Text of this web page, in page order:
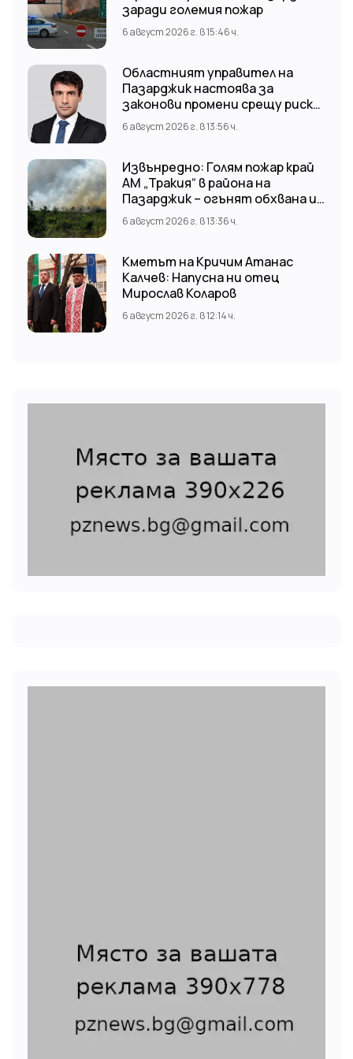
заради големия пожар
6 август 2026 г. в 15:46 ч.
Областният управител на
Пазарджик настоява за
законови промени срещу риска
от наводнения
6 август 2026 г. в 13:56 ч.
Извънредно: Голям пожар край
АМ „Тракия“ в района на
Пазарджик – огънят обхвана и
лозови масиви
6 август 2026 г. в 13:36 ч.
Кметът на Кричим Атанас
Калчев: Напусна ни отец
Мирослав Коларов
6 август 2026 г. в 12:14 ч.